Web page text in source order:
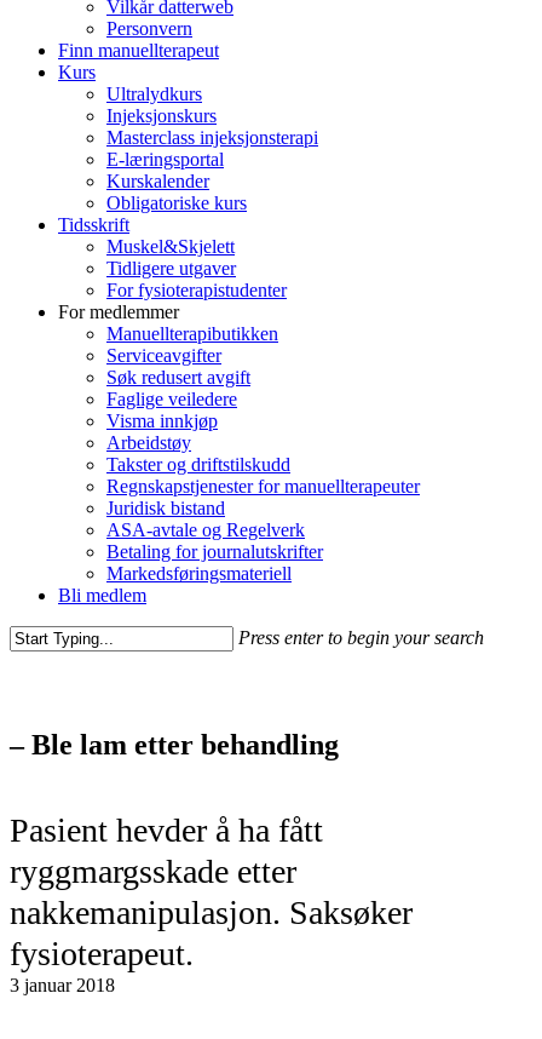
Vilkår datterweb
Personvern
Finn manuellterapeut
Kurs
Ultralydkurs
Injeksjonskurs
Masterclass injeksjonsterapi
E-læringsportal
Kurskalender
Obligatoriske kurs
Tidsskrift
Muskel&Skjelett
Tidligere utgaver
For fysioterapistudenter
For medlemmer
Manuellterapibutikken
Serviceavgifter
Søk redusert avgift
Faglige veiledere
Visma innkjøp
Arbeidstøy
Takster og driftstilskudd
Regnskapstjenester for manuellterapeuter
Juridisk bistand
ASA-avtale og Regelverk
Betaling for journalutskrifter
Markedsføringsmateriell
Bli medlem
Press enter to begin your search
– Ble lam etter behandling
Pasient hevder å ha fått
ryggmargsskade etter
nakkemanipulasjon. Saksøker
fysioterapeut.
3 januar 2018